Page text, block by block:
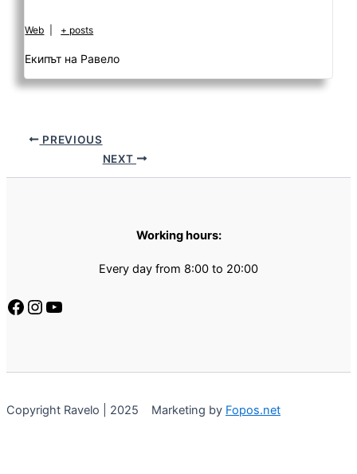
Web + posts
Екипът на Равело
PREVIOUS
NEXT
Working hours:
Every day from 8:00 to 20:00
Copyright Ravelo | 2025 Marketing by Fopos.net